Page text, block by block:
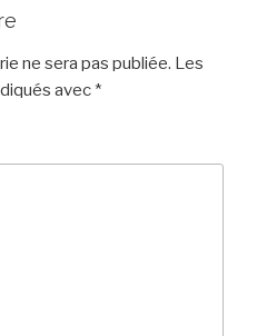
ne sera pas publiée. Les
avec *